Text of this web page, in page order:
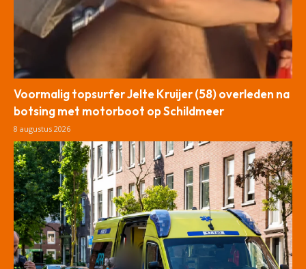
Voormalig topsurfer Jelte Kruijer (58) overleden na
botsing met motorboot op Schildmeer
8 augustus 2026